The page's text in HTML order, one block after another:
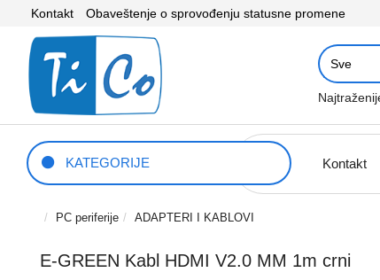
Kontakt Obaveštenje o sprovođenju statusne promene
KATEGORIJE Kontakt
PC periferije ADAPTERI I KABLOVI
E-GREEN Kabl HDMI V2.0 MM 1m crni